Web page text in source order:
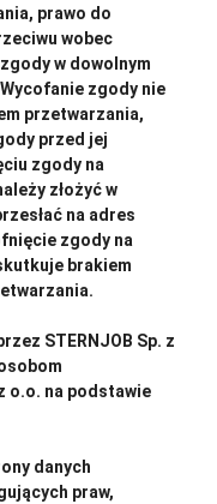
prawo do
wobec
w dowolnym
zgody nie
przetwarzania,
przed jej
zgody na
złożyć w
na adres
zgody na
brakiem
STERNJOB Sp. z
o.o. na podstawie
danych
praw,